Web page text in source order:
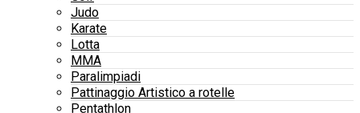
Judo
Karate
Lotta
MMA
Paralimpiadi
Pattinaggio Artistico a rotelle
Pentathlon